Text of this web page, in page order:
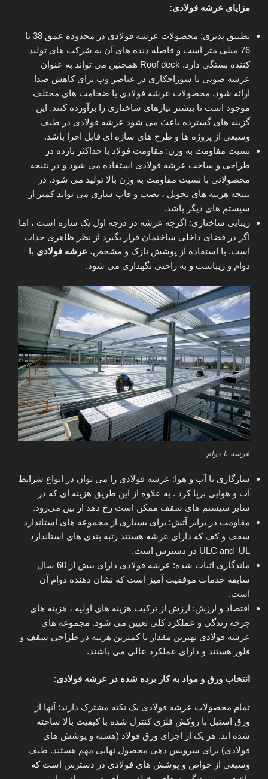
مزایای عرشه فولادی:
تطبیق پذیری: محصولات عرشه فولادی در محدوده عمق 38 تا
76 میلی متر است و فاصله دنده های آن به شرکت های تولید
کننده بستگی دارد. Roof deck همچنین می تواند به عنوان
عرشه صوتی با سوراخکاری در عناصر وب برای کاهش صدا
ارائه شود. محصولات عرشه فولادی با ضخامت های مختلف
موجود است تا بیشتر نیازهای ساختاری را برآورده کنند. این
گزینه های گسترده باعث می شود عرشه فولادی در طیف
وسیعی از پروژه ها و طرح های سازه ای قابل اجرا باشد.
نسبت مقاومت به وزن: مقاومت فولاد با حداکثر بازده در
طراحی و ساخت عرشه فولادی استفاده می شود و در نتیجه
محصولاتی با نسبت مقاومت به وزن بالا تولید می شود. در
نتیجه هزینه های تحویل ، نصب و قاب سازی می تواند کمتر از
سیستم های دیگر باشد.
زیبایی ساختاری: اگرچه عرشه در درجه اول یک سازه است ، اما
اگر در فضای داخلی ساختمان قرار بگیرد از نظر ظاهری جذاب
است. با استفاده از پوشش نازک و مشخص، عرشه فولادی با
دوام و زیباست و به راحتی نگهداری می شود.
عرشه با دوام
سازگاری با آب و هوا: عرشه فولادی را می توان در انواع شرایط
آب و هوایی برپا کرد . به علاوه از این طریق هزینه ای که در
سایر سیستم های سقف ممکن است رخ دهد از بین می‌رود.
مقاومت در برابر آتش: برای بسیاری از مجموعه های استاندارد
سقف و کف که دارای عرشه هستند رتبه بندی های استاندارد
ULC and UL در دسترس است.
ماندگاری اثبات شده: عرشه فولادی دارای بیش از 60 سال
سابقه خدمات موفقیت آمیز است که نشان دهنده دوام آن
است.
اقتصاد و ارزش: ارزش از ترکیب هزینه های اولیه ، هزینه های
چرخه زندگی و عملکرد کلی تعیین می شود. مجموعه های
عرشه فولادی بهترین مقدار با کمترین هزینه در طراحی سقف و
فلور هستند و دارای عملکرد عالی می باشند.
انتخاب ورق و مواد به کار برده شده در عرشه فولادی:
تمام محصولات عرشه فولادی یک نکته مشترک دارند: آنها از
ورق استیل با روکش فلزی کنترل شده با کیفیت بالا ساخته
شده اند. هر یک از اجزای ورق فولاد (هسته و پوشش های
فولادی) برای سرویس دهی محصول نهایی مهم هستند. طیف
وسیعی از خواص و پوشش های فولادی در دسترس است که